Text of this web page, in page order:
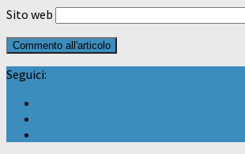
Sito web
Seguici: